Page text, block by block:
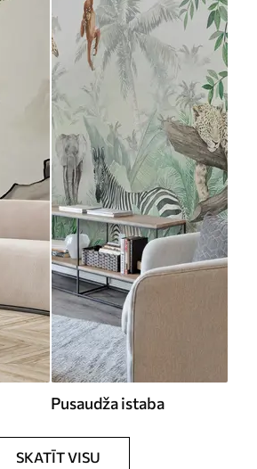
Pusaudža istaba
SKATĪT VISU